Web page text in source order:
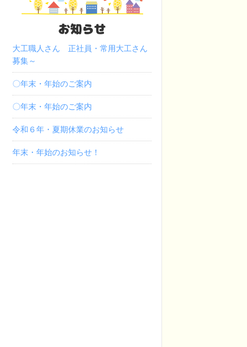
お知らせ
大工職人さん 正社員・常用大工さん
募集～
〇年末・年始のご案内
〇年末・年始のご案内
令和６年・夏期休業のお知らせ
年末・年始のお知らせ！